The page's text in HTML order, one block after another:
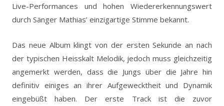
Live-Performances und hohen Wiedererkennungswert
durch Sänger Mathias’ einzigartige Stimme bekannt.
Das neue Album klingt von der ersten Sekunde an nach
der typischen Heisskalt Melodik, jedoch muss gleichzeitig
angemerkt werden, dass die Jungs über die Jahre hin
definitiv einiges an ihrer Aufgewecktheit und Dynamik
eingebüßt haben. Der erste Track ist die zuvor